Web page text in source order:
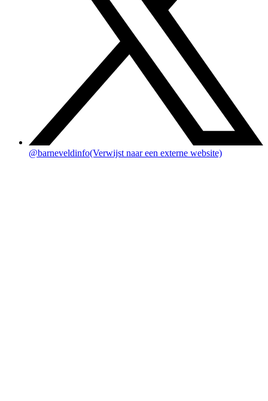
@barneveldinfo(Verwijst naar een externe website)